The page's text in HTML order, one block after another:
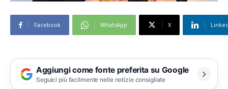
Facebook WhatsApp X
Aggiungi come fonte preferita su Google
Seguici più facilmente nelle notizie consigliate